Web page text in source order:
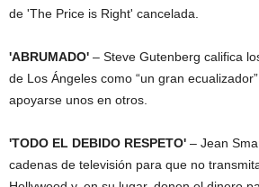
de 'The Price is Right' cancelada.
'ABRUMADO' – Steve Gutenberg califica
de Los Ángeles como “un gran
apoyarse unos en otros.
'TODO EL DEBIDO RESPETO' – Jean
cadenas de televisión para que no